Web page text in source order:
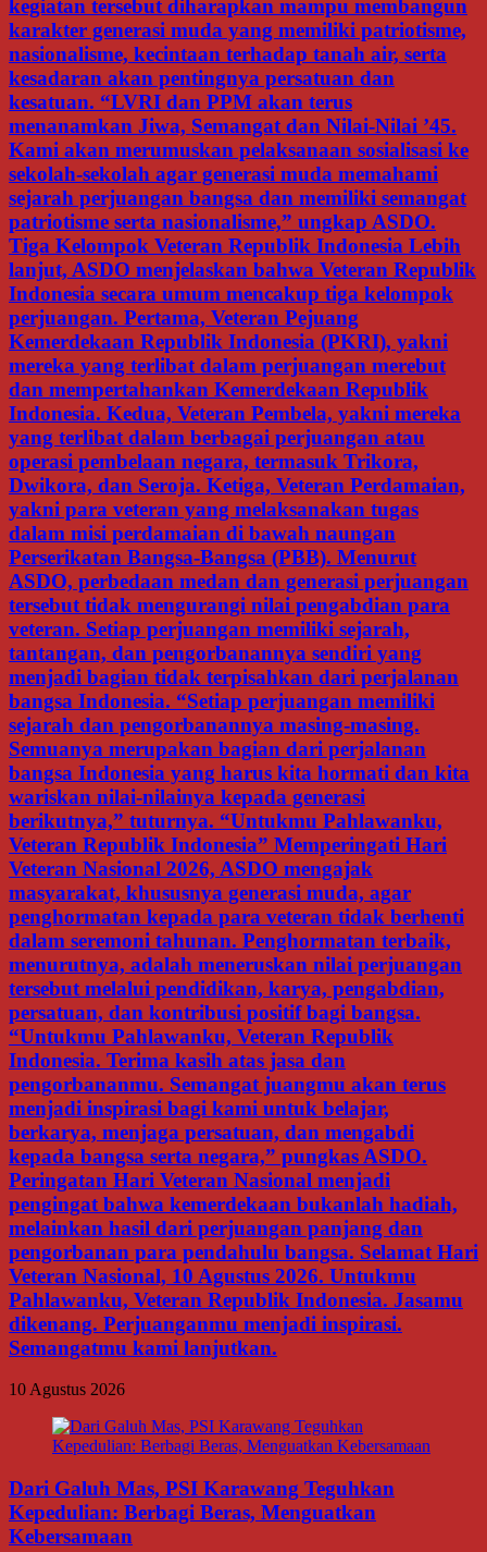
kegiatan tersebut diharapkan mampu membangun
karakter generasi muda yang memiliki patriotisme,
nasionalisme, kecintaan terhadap tanah air, serta
kesadaran akan pentingnya persatuan dan
kesatuan. “LVRI dan PPM akan terus
menanamkan Jiwa, Semangat dan Nilai-Nilai ’45.
Kami akan merumuskan pelaksanaan sosialisasi ke
sekolah-sekolah agar generasi muda memahami
sejarah perjuangan bangsa dan memiliki semangat
patriotisme serta nasionalisme,” ungkap ASDO.
Tiga Kelompok Veteran Republik Indonesia Lebih
lanjut, ASDO menjelaskan bahwa Veteran Republik
Indonesia secara umum mencakup tiga kelompok
perjuangan. Pertama, Veteran Pejuang
Kemerdekaan Republik Indonesia (PKRI), yakni
mereka yang terlibat dalam perjuangan merebut
dan mempertahankan Kemerdekaan Republik
Indonesia. Kedua, Veteran Pembela, yakni mereka
yang terlibat dalam berbagai perjuangan atau
operasi pembelaan negara, termasuk Trikora,
Dwikora, dan Seroja. Ketiga, Veteran Perdamaian,
yakni para veteran yang melaksanakan tugas
dalam misi perdamaian di bawah naungan
Perserikatan Bangsa-Bangsa (PBB). Menurut
ASDO, perbedaan medan dan generasi perjuangan
tersebut tidak mengurangi nilai pengabdian para
veteran. Setiap perjuangan memiliki sejarah,
tantangan, dan pengorbanannya sendiri yang
menjadi bagian tidak terpisahkan dari perjalanan
bangsa Indonesia. “Setiap perjuangan memiliki
sejarah dan pengorbanannya masing-masing.
Semuanya merupakan bagian dari perjalanan
bangsa Indonesia yang harus kita hormati dan kita
wariskan nilai-nilainya kepada generasi
berikutnya,” tuturnya. “Untukmu Pahlawanku,
Veteran Republik Indonesia” Memperingati Hari
Veteran Nasional 2026, ASDO mengajak
masyarakat, khususnya generasi muda, agar
penghormatan kepada para veteran tidak berhenti
dalam seremoni tahunan. Penghormatan terbaik,
menurutnya, adalah meneruskan nilai perjuangan
tersebut melalui pendidikan, karya, pengabdian,
persatuan, dan kontribusi positif bagi bangsa.
“Untukmu Pahlawanku, Veteran Republik
Indonesia. Terima kasih atas jasa dan
pengorbananmu. Semangat juangmu akan terus
menjadi inspirasi bagi kami untuk belajar,
berkarya, menjaga persatuan, dan mengabdi
kepada bangsa serta negara,” pungkas ASDO.
Peringatan Hari Veteran Nasional menjadi
pengingat bahwa kemerdekaan bukanlah hadiah,
melainkan hasil dari perjuangan panjang dan
pengorbanan para pendahulu bangsa. Selamat Hari
Veteran Nasional, 10 Agustus 2026. Untukmu
Pahlawanku, Veteran Republik Indonesia. Jasamu
dikenang. Perjuanganmu menjadi inspirasi.
Semangatmu kami lanjutkan.
10 Agustus 2026
Dari Galuh Mas, PSI Karawang Teguhkan
Kepedulian: Berbagi Beras, Menguatkan
Kebersamaan